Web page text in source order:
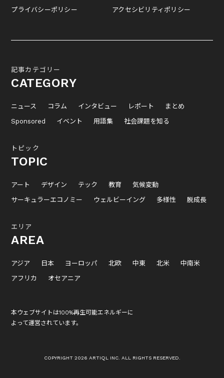
プライバシーポリシー アクセシビリティポリシー
記事カテゴリー
CATEGORY
ニュース コラム インタビュー レポート
まとめ
Sponsored
イベント 用語集 社会課題を知る
トピック
TOPIC
アート デザイン テック 教育
気候変動
サーキュラーエコノミー
ウェルビーイング 多様性 脱成長
エリア
AREA
アジア 日本 ヨーロッパ 北欧 中東 北米
中南米
アフリカ
オセアニア
本ウェブサイトは100%再生可能エネルギーに
よって運営されています。
COPYRIGHT 2026 ARTIQL INC. ALL RIGHTS RESERVED.